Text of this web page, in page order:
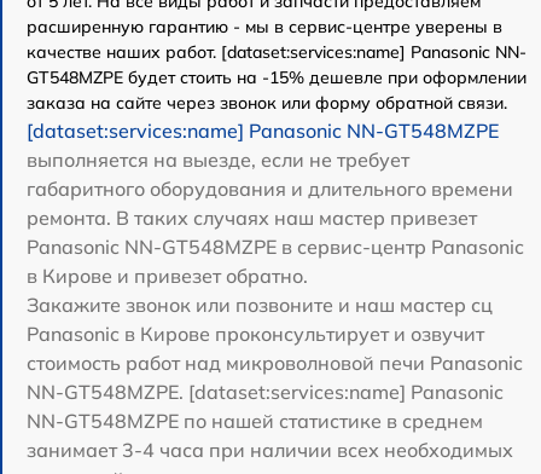
расширенную гарантию - мы в сервис-центре уверены в
качестве наших работ. [dataset:services:name] Panasonic NN-
GT548MZPE будет стоить на -15% дешевле при оформлении
заказа на сайте через звонок или форму обратной связи.
[dataset:services:name] Panasonic NN-GT548MZPE
выполняется на выезде, если не требует
габаритного оборудования и длительного времени
ремонта. В таких случаях наш мастер привезет
Panasonic NN-GT548MZPE в сервис-центр Panasonic
в Кирове и привезет обратно.
Закажите звонок или позвоните и наш мастер сц
Panasonic в Кирове проконсультирует и озвучит
стоимость работ над микроволновой печи Panasonic
NN-GT548MZPE. [dataset:services:name] Panasonic
NN-GT548MZPE по нашей статистике в среднем
занимает 3-4 часа при наличии всех необходимых